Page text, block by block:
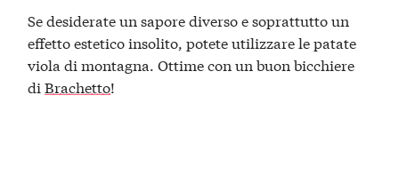
Se desiderate un sapore diverso e soprattutto un
effetto estetico insolito, potete utilizzare le patate
viola di montagna. Ottime con un buon bicchiere
diBrachetto!